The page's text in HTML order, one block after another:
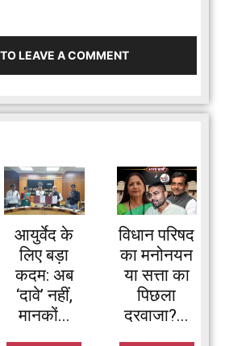
LEAVE A COMMENT
आयुर्वेद के
लिए बड़ा
कदम: अब
‘दावे’ नहीं,
मानकों...
विधान परिषद
का मनोनयन
या सत्ता का
पिछला
दरवाजा?...